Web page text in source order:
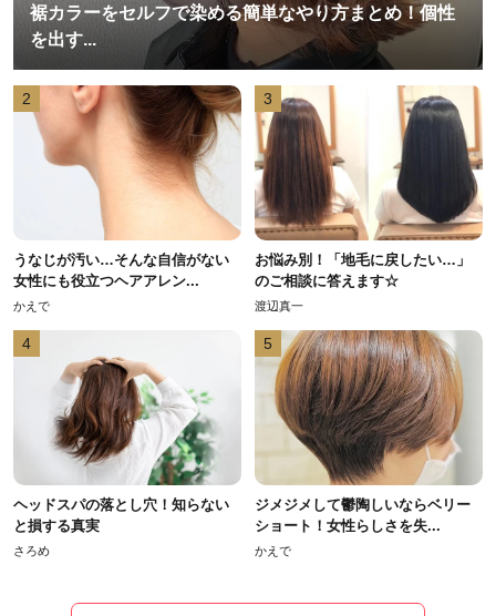
裾カラーをセルフで染める簡単なやり方まとめ！個性
を出す...
2
うなじが汚い…そんな自信がない
女性にも役立つヘアアレン...
かえで
3
お悩み別！「地毛に戻したい…」
のご相談に答えます☆
渡辺真一
4
ヘッドスパの落とし穴！知らない
と損する真実
さろめ
5
ジメジメして鬱陶しいならベリー
ショート！女性らしさを失...
かえで